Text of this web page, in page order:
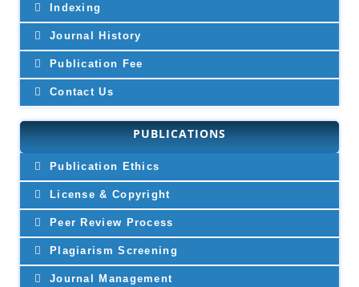
Indexing
Journal History
Publication Fee
Contact Us
PUBLICATIONS
Publication Ethics
License & Copyright
Peer Review Process
Plagiarism Screening
Journal Management